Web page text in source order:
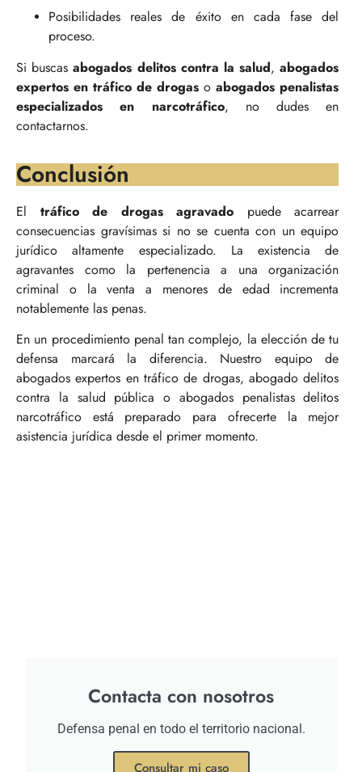
Posibilidades reales de éxito en cada fase del
proceso.
Si buscasabogados delitos contra la salud,abogados
expertos en tráfico de drogas oabogados penalistas
especializados en narcotráfico, no dudes en
contactarnos.
Conclusión
El tráfico de drogas agravado puede acarrear
consecuencias gravísimas si no se cuenta con un equipo
jurídico altamente especializado. La existencia de
agravantes como la pertenencia a una organización
criminal o la venta a menores de edad incrementa
notablemente las penas.
En un procedimiento penal tan complejo, la elección de tu
defensa marcará la diferencia. Nuestro equipo de
abogados expertos en tráfico de drogas, abogado delitos
contra la salud pública o abogados penalistas delitos
narcotráfico está preparado para ofrecerte la mejor
asistencia jurídica desde el primer momento.
Contacta con nosotros
Defensa penal en todo el territorio nacional.
Consultar mi caso